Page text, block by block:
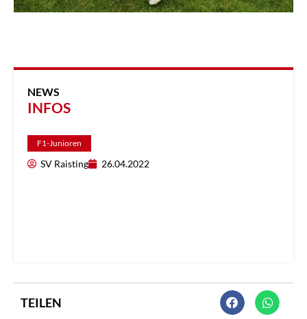
NEWS
INFOS
F1-Junioren
SV Raisting 26.04.2022
TEILEN